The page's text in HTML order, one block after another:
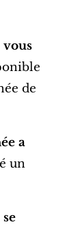
vous
de
a
un